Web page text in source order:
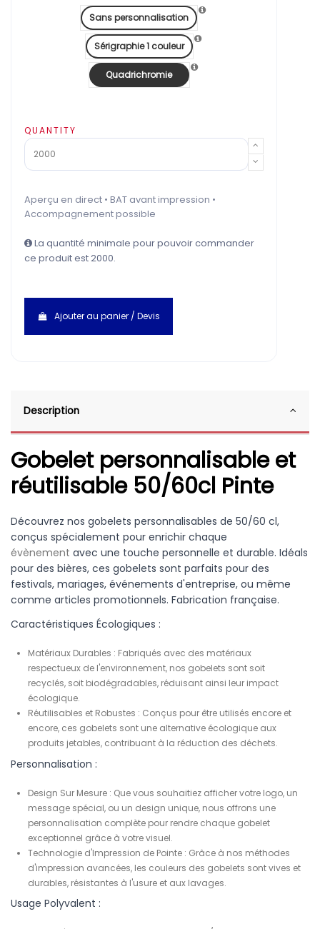
Sans personnalisation
Sérigraphie 1 couleur
Quadrichromie
QUANTITY
Aperçu en direct • BAT avant impression •
Accompagnement possible
La quantité minimale pour pouvoir commander
ce produit est 2000.
Ajouter au panier / Devis
Description
Gobelet personnalisable et
réutilisable 50/60cl Pinte
Découvrez nos gobelets personnalisables de 50/60 cl,
conçus spécialement pour enrichir chaque
évènement avec une touche personnelle et durable. Idéals
pour des bières, ces gobelets sont parfaits pour des
festivals, mariages, événements d'entreprise, ou même
comme articles promotionnels. Fabrication française.
Caractéristiques Écologiques :
Matériaux Durables : Fabriqués avec des matériaux
respectueux de l'environnement, nos gobelets sont soit
recyclés, soit biodégradables, réduisant ainsi leur impact
écologique.
Réutilisables et Robustes : Conçus pour être utilisés encore et
encore, ces gobelets sont une alternative écologique aux
produits jetables, contribuant à la réduction des déchets.
Personnalisation :
Design Sur Mesure : Que vous souhaitiez afficher votre logo, un
message spécial, ou un design unique, nous offrons une
personnalisation complète pour rendre chaque gobelet
exceptionnel grâce à votre visuel.
Technologie d'Impression de Pointe : Grâce à nos méthodes
d'impression avancées, les couleurs des gobelets sont vives et
durables, résistantes à l'usure et aux lavages.
Usage Polyvalent :